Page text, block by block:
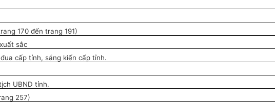
170 đến trang 191)
sắc
cấp tỉnh, sáng kiến cấp tỉnh.
UBND tỉnh.
257)